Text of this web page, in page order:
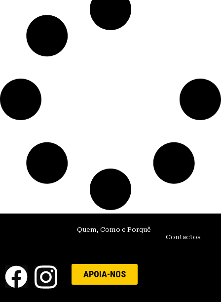
Quem, Como e Porquê
Contactos
APOIA-NOS